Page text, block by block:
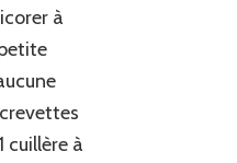
à
cuillère à